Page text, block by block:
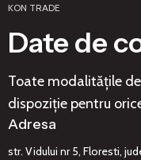
KON TRADE
Date de
Toate modalitățile
dispoziție pentru
Adresa
str. Vidului nr 5, Floresti,